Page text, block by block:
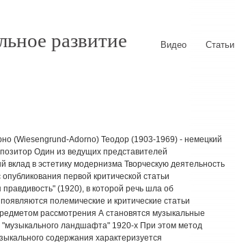
развитие Видео Статьи
(Wiesengrund-Adorno) Теодор (1903-1969) - немецкий
Один из ведущих представителей
в эстетику модернизма Творческую деятельность
первой критической статьи
(1920), в которой речь шла об
полемические и критические статьи
рассмотрения А становятся музыкальные
ландшафта" 1920-х При этом метод
содержания характеризуется